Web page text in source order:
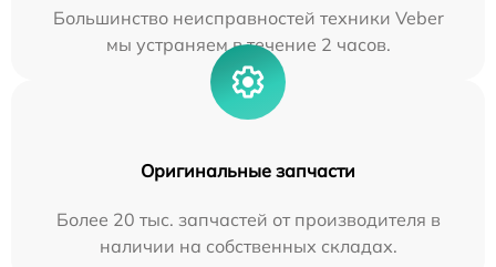
Большинство неисправностей техники Veber
мы устраняем в течение 2 часов.
Оригинальные запчасти
Более 20 тыс. запчастей от производителя в
наличии на собственных складах.